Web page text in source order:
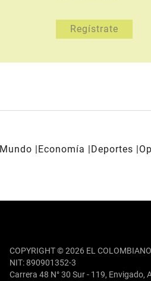
Mundo Economía Deportes
COPYRIGHT © 2026 EL
NIT: 890901352-3
Carrera 48 N° 30 Sur - 119, Envigado,